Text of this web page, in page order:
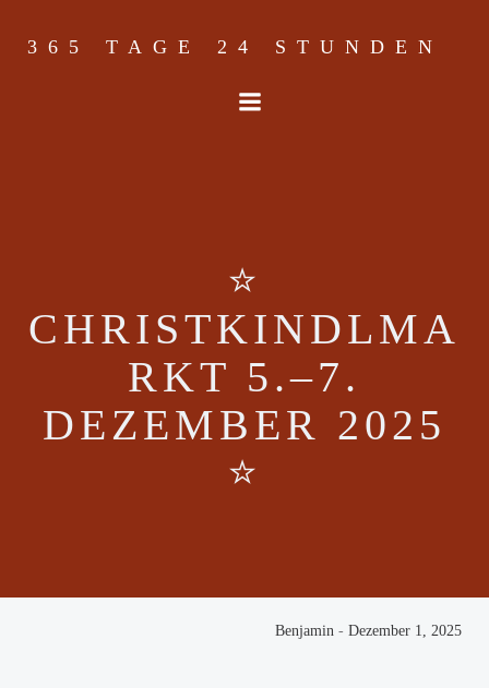
to
365 TAGE 24 STUNDEN
⭐
CHRISTKINDLMA
RKT 5.–7.
DEZEMBER 2025
⭐
Benjamin - Dezember 1, 2025